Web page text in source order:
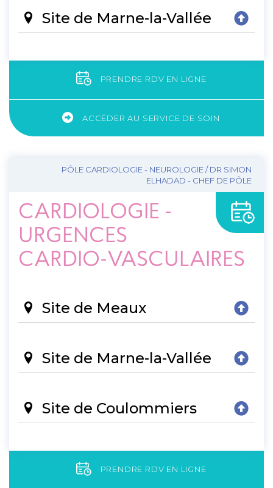
Site de Marne-la-Vallée
PRENDRE RDV EN LIGNE
ACCÉDER AU SERVICE DE SOIN
PÔLE CARDIOLOGIE - NEUROLOGIE / DR SIMON
ELHADAD - CHEF DE PÔLE
CARDIOLOGIE -
URGENCES
CARDIO-VASCULAIRES
Site de Meaux
Site de Marne-la-Vallée
Site de Coulommiers
PRENDRE RDV EN LIGNE